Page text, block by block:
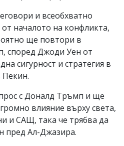
и всеобхватно
началото на конфликта,
ще повтори в
според Джоди Уен от
сигурност и стратегия в
Пекин.
с Доналд Тръмп и ще
влияние върху света,
и САЩ, така че трябва да
пред Ал-Джазира.